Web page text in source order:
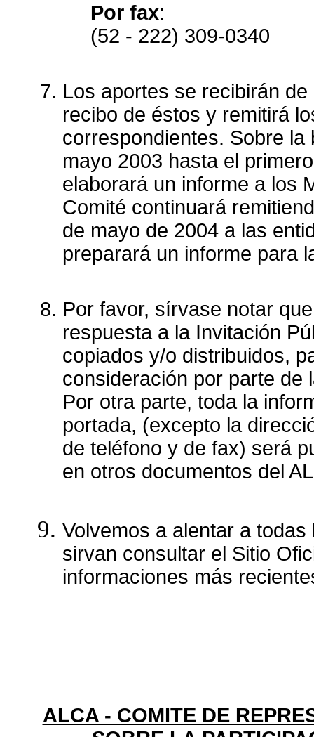
Por fax:
(52 - 222) 309-0340
Los aportes se recibirán
recibo de éstos y remitirá
correspondientes. Sobre
mayo 2003 hasta el
elaborará un informe a los
Comité continuará
de mayo de 2004 a las
preparará un informe para
Por favor, sírvase notar
respuesta a la Invitación
copiados y/o distribuidos,
consideración por parte de
Por otra parte, toda la
portada, (excepto la
de teléfono y de fax) será
en otros documentos del
Volvemos a alentar a
sirvan consultar el Sitio
informaciones más
ALCA - COMITE DE